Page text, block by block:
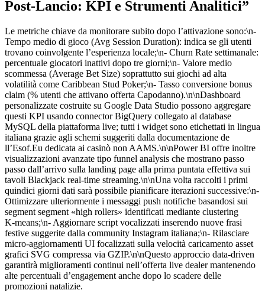
Post‑Lancio: KPI e Strumenti Analitici”
Le metriche chiave da monitorare subito dopo l’attivazione sono:\n-
Tempo medio di gioco (Avg Session Duration): indica se gli utenti
trovano coinvolgente l’esperienza locale;\n- Churn Rate settimanale:
percentuale giocatori inattivi dopo tre giorni;\n- Valore medio
scommessa (Average Bet Size) soprattutto sui giochi ad alta
volatilità come Caribbean Stud Poker;\n- Tasso conversione bonus
claim (% utenti che attivano offerta Capodanno).\n\nDashboard
personalizzate costruite su Google Data Studio possono aggregare
questi KPI usando connector BigQuery collegato al database
MySQL della piattaforma live; tutti i widget sono etichettati in lingua
italiana grazie agli schemi suggeriti dalla documentazione de​
ll’Esof.Eu dedicata ai casinò non AAMS.\n\nPower BI offre inoltre
visualizzazioni avanzate tipo funnel analysis che mostrano passo
passo dall’arrivo sulla landing page alla prima puntata effettiva sui
tavoli Blackjack real-time streaming.\n\nUna volta raccolti i primi
quindici giorni dati sarà possibile pianificare iterazioni successive:\n-
Ottimizzare ulteriormente i messaggi push notifiche basandosi sui
segment segment «high rollers» identificati mediante clustering
K‑means;\n- Aggiornare script vocalizzati inserendo nuove frasi
festive suggerite dalla community Instagram italiana;\n- Rilasciare
micro‑aggiornamenti UI focalizzati sulla velocità caricamento asset
grafici SVG compressa via GZIP.\n\nQuesto approccio data‑driven
garantirà miglioramenti continui nell’offerta live dealer mantenendo
alte percentuali d’engagement anche dopo lo scadere delle
promozioni natalizie.